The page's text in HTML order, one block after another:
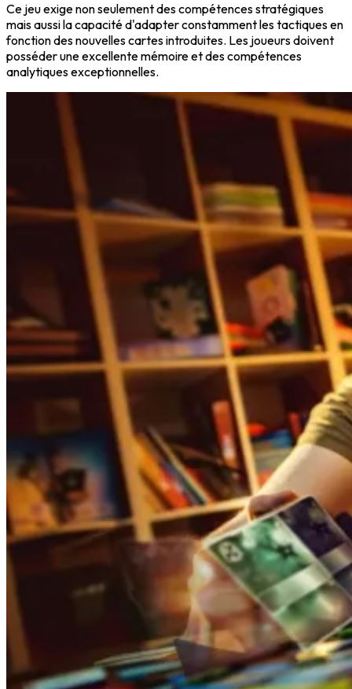
Ce jeu exige non seulement des compétences stratégiques
mais aussi la capacité d'adapter constamment les tactiques en
fonction des nouvelles cartes introduites. Les joueurs doivent
posséder une excellente mémoire et des compétences
analytiques exceptionnelles.